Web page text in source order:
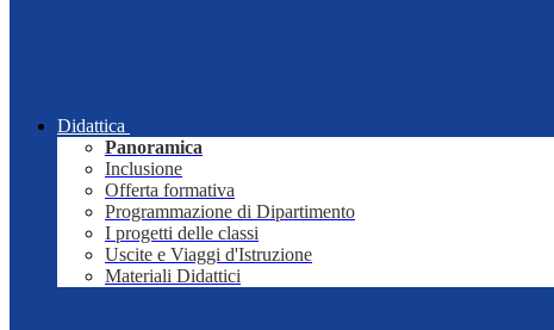
Didattica
Panoramica
Inclusione
Offerta formativa
Programmazione di Dipartimento
I progetti delle classi
Uscite e Viaggi d'Istruzione
Materiali Didattici